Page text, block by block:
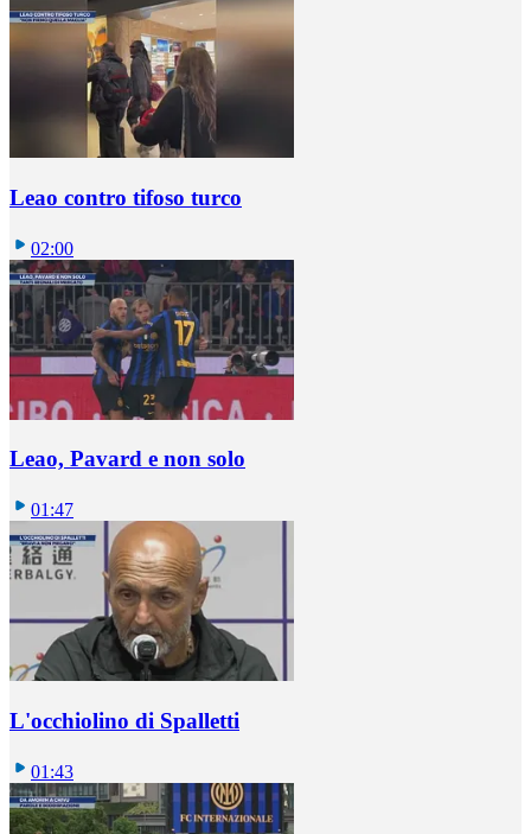
Leao contro tifoso turco
02:00
Leao, Pavard e non solo
01:47
L'occhiolino di Spalletti
01:43